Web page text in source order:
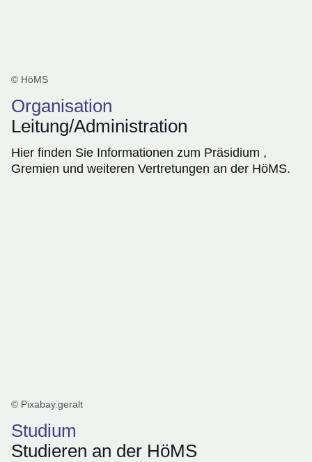
© HöMS
Organisation
Leitung/Administration
Hier finden Sie Informationen zum Präsidium ,
Gremien und weiteren Vertretungen an der HöMS.
© Pixabay.geralt
Studium
Studieren an der HöMS